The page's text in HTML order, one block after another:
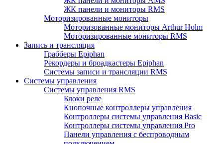
ЖК панели и мониторы RMS
Моторизированные мониторы
Моторизованные мониторы Arthur Holm
Моторизированные мониторы RMS
Запись и трансляция
Грабберы Epiphan
Рекордеры и броадкастеры Epiphan
Системы записи и трансляции RMS
Системы управления
Системы управления RMS
Блоки реле
Кнопочные контроллеры управления
Контроллеры системы управления Basic
Контроллеры системы управления Pro
Панели управления с беспроводным